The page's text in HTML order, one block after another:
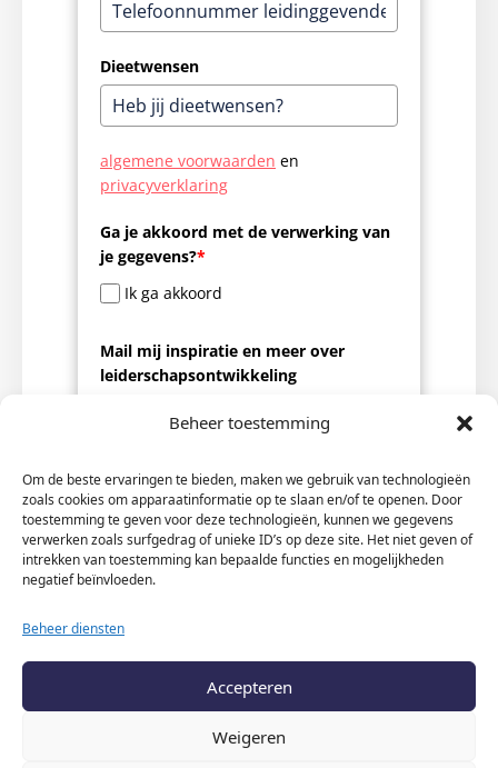
Beheer toestemming
Om de beste ervaringen te bieden, maken we gebruik van technologieën
zoals cookies om apparaatinformatie op te slaan en/of te openen. Door
toestemming te geven voor deze technologieën, kunnen we gegevens
verwerken zoals surfgedrag of unieke ID’s op deze site. Het niet geven of
intrekken van toestemming kan bepaalde functies en mogelijkheden
negatief beïnvloeden.
Beheer diensten
Accepteren
Weigeren
Dieetwensen
algemene voorwaarden en
privacyverklaring
Ga je akkoord met de verwerking van
je gegevens?*
Ik ga akkoord
Mail mij inspiratie en meer over
leiderschapsontwikkeling
Graag aanvinken om spam te
voorkomen*